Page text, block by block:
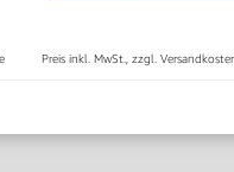
Preis inkl. MwSt., zzgl.